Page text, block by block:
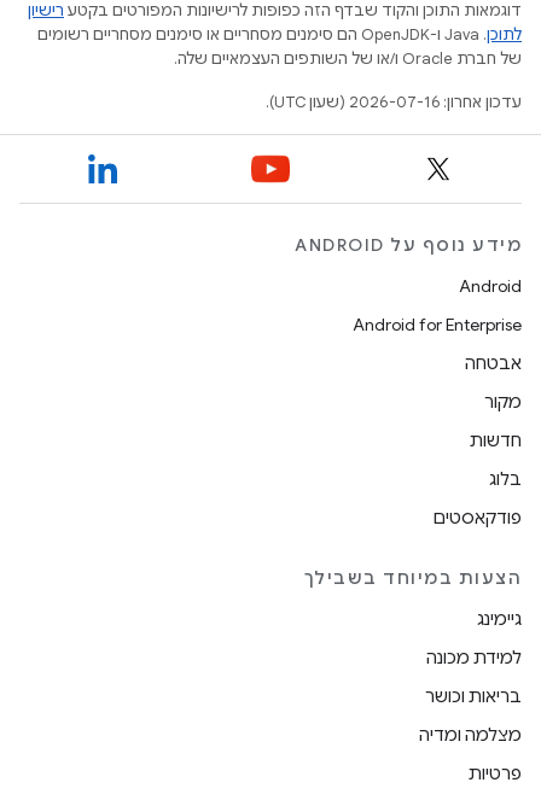
דוגמאות התוכן והקוד שבדף הזה כפופות לרישיונות המפורטים בקטע רישיון
לתוכן
.‏ Java ו-OpenJDK הם סימנים מסחריים או סימנים מסחריים רשומים
של חברת Oracle ו/או של השותפים העצמאיים שלה.
עדכון אחרון: 2026-07-16 (שעון UTC).
מידע נוסף על ANDROID
Android
Android for Enterprise
אבטחה
מקור
חדשות
בלוג
פודקאסטים
הצעות במיוחד בשבילך
גיימינג
למידת מכונה
בריאות וכושר
מצלמה ומדיה
פרטיות